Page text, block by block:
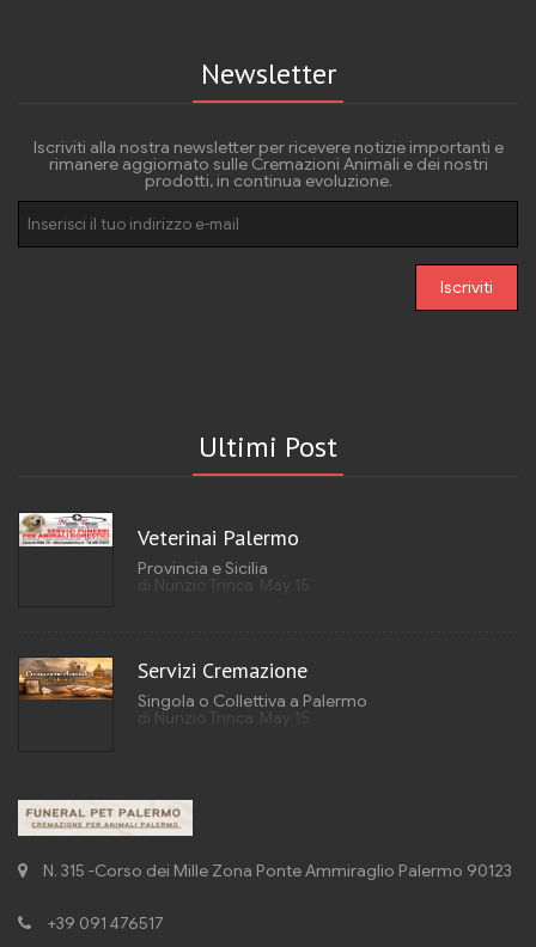
Newsletter
Iscriviti alla nostra newsletter per ricevere notizie importanti e
rimanere aggiornato sulle Cremazioni Animali e dei nostri
prodotti, in continua evoluzione.
Ultimi Post
Veterinai Palermo
Provincia e Sicilia
di Nunzio Trinca May 15
Servizi Cremazione
Singola o Collettiva a Palermo
di Nunzio Trinca May 15
N. 315 -Corso dei Mille Zona Ponte Ammiraglio Palermo 90123
+39 091 476517